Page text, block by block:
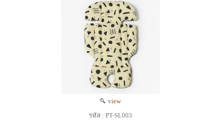
view
รหัส : PT-SL003